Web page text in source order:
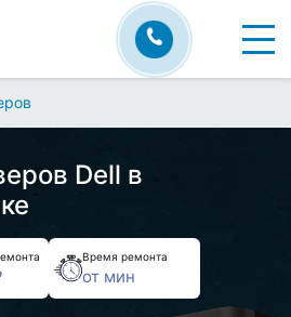
Dell в
Время ремонта
от мин